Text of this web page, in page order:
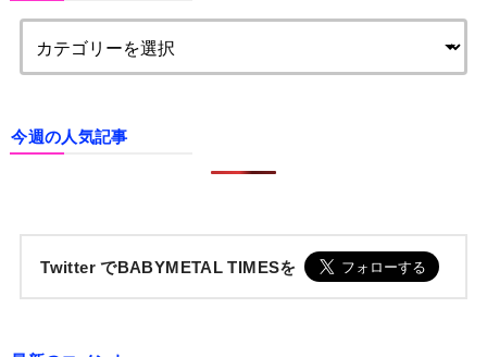
今週の人気記事
Twitter でBABYMETAL TIMESを